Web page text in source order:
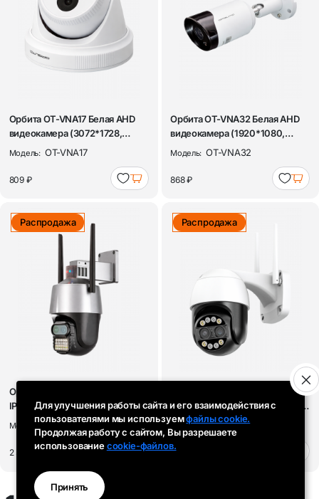
Орбита OT-VNA17 Белая AHD
видеокамера (3072*1728,
3.6мм, пла...
Модель: OT-VNA17
809 ₽
Орбита OT-VNA32 Белая AHD
видеокамера (1920*1080,
2.8мм, мет...
Модель: OT-VNA32
868 ₽
Распродажа
Орбита OT-VNI58 Видеокамера
IP WI-FI (2560*1440, 4Mpix*2,
2...
Модель: OT-VNI58
2 505 ₽
Распродажа
Орбита OT-VNI57 Видеокамера
IP WI-FI (2560*1440, 4Mpix*2,
2...
Модель: OT-VNI57
2 129 ₽
Для улучшения работы сайта и его взаимодействия с
пользователями мы используемфайлы cookie.
Продолжая работу с сайтом, Вы разрешаете
использованиеcookie-файлов.
Принять